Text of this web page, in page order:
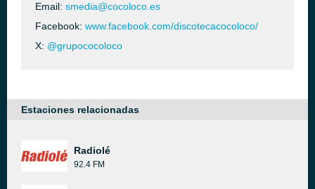
Email: smedia@cocoloco.es
Facebook: www.facebook.com/discotecacocoloco/
X: @grupococoloco
Estaciones relacionadas
Radiolé
92.4 FM